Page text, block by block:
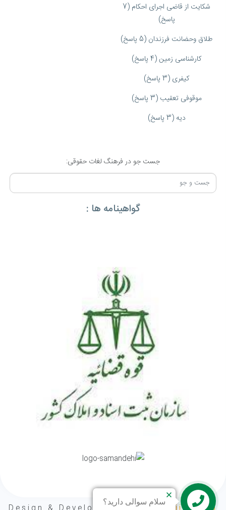
سلام سوالی دارید؟
شکایت از قاضی اجرای احکام (7
پاسخ)
طلاق وحضانت فرزندان (5 پاسخ)
کارشناسی زمین (4 پاسخ)
کیفری (3 پاسخ)
موقوفی تعقیب (3 پاسخ)
دیه (3 پاسخ)
جست جو در فرهنگ لغات حقوقی:
گواهینامه ها :